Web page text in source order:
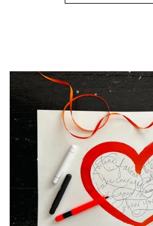
English
Singapore
English
Taiwan
Thailand
ไทย
Vietnam